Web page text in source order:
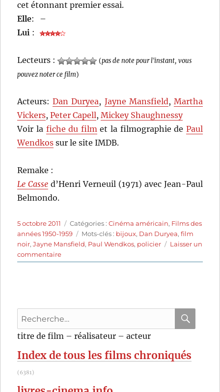
cet étonnant premier essai.
Elle:
–
Lui :
Lecteurs : (pas de note pour l'instant, vous
pouvez noter ce film)
Acteurs:Dan Duryea, Jayne Mansfield, Martha
Vickers,Peter Capell,Mickey Shaughnessy
Voir la fiche du filmet la filmographie de Paul
Wendkos sur le site IMDB.
Remake :
Le Casse d’Henri Verneuil (1971) avec Jean-Paul
Belmondo.
Publié
le
5 octobre 2011 Catégories
Catégories :Cinéma américain, Films des
années 1950-1959
Étiquettes
Mots-clés : bijoux, Dan Duryea,film
noir,Jayne Mansfield, Paul Wendkos, policier
Laisser un
commentairesur
Le
Wendkos
Recherche
pour
titre de film – réalisateur – acteur
Index de tous les films chroniqués
(6381)